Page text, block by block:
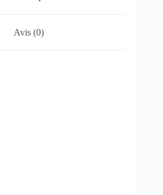
Avis (0)